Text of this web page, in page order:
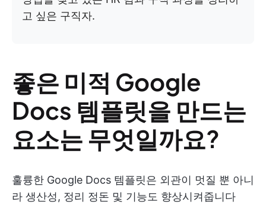
고 싶은 구직자.
좋은 미적 Google
Docs 템플릿을 만드는
요소는 무엇일까요?
훌륭한 Google Docs 템플릿은 외관이 멋질 뿐 아니
라 생산성, 정리 정돈 및 기능도 향상시켜줍니다